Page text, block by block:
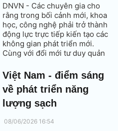
DNVN - Các chuyên gia cho
rằng trong bối cảnh mới, khoa
học, công nghệ phải trở thành
động lực trực tiếp kiến tạo các
không gian phát triển mới.
Cùng với đổi mới tư duy quản
vùng, khoa học và công nghệ
sẽ là nền tảng để Việt Nam
khai thác hiệu quả các nguồn
lực và nâng cao năng lực cạnh
tranh quốc gia.
Việt Nam - điểm sáng
về phát triển năng
lượng sạch
08/06/2026 16:54